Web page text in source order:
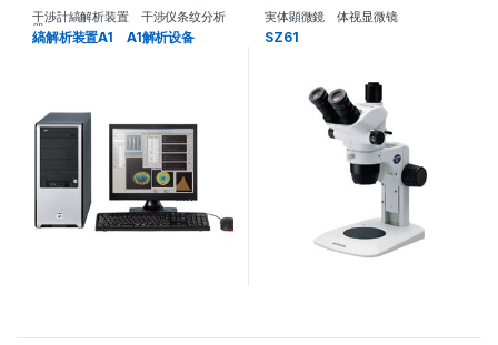
干渉計縞解析装置 干涉仪条纹分析
器
縞解析装置A1 A1解析设备
実体顕微鏡 体视显微镜
SZ61